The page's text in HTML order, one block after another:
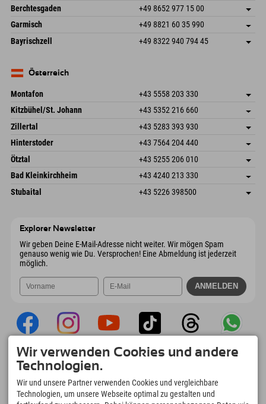
Deutschland
Buchen
An der Riese 45
87484 Nesselwang im Allgäu
Deutschland
Adresse speichern
Anreiseinfos
Buchen
Berchtesgaden +49 8652 977 15 00
Hofreitstr. 7
Deutschland
Adresse speichern
Buchen
Garmisch +49 8821 60 35 990
Frickenstraße 22
82490 Farchant
Adresse speichern
Anreiseinfos
Bayrischzell +49 8322 940 794 45
Deutschland
Österreich
Montafon +43 5558 203 330
Dorfstr. 127b
6793 Gaschurn/Montafon
Österreich
Adresse speichern
Buchen
Kitzbühel/St. Johann +43 5352 216 660
Speckbacherstraße 87
6380 St. Johann in Tirol
Österreich
Adresse speichern
Anreiseinfos
Buchen
Zillertal +43 5283 393 930
Schmiedau 2
Österreich
Adresse speichern
Buchen
Hinterstoder +43 7564 204 440
Freizeitpark 10
4573 Hinterstoder
Österreich
Adresse speichern
Anreiseinfos
Buchen
Ötztal +43 5255 206 010
Gscheat 14
Österreich
Adresse speichern
Buchen
Bad Kleinkirchheim +43 4240 213 330
Dorfstraße 24
9546 Bad Kleinkirchheim
Adresse speichern
Anreiseinfos
Stubaital +43 5226 398500
Explorer Newsletter
Wir geben Deine E-Mail-Adresse nicht weiter. Wir mögen Spam
genauso wenig wie Du. Versprochen! Eine Abmeldung ist jederzeit
möglich.
Explorer App
Upload Deiner #ExplorerMoments, Mein
Explorer To Go mit Buchungsübersicht,
Bucketlist, Restaurantübersicht uvm. Jetzt
Wir verwenden Cookies und andere
Technologien.
Wir und unsere Partner verwenden Cookies und vergleichbare
Technologien, um unsere Webseite optimal zu gestalten und